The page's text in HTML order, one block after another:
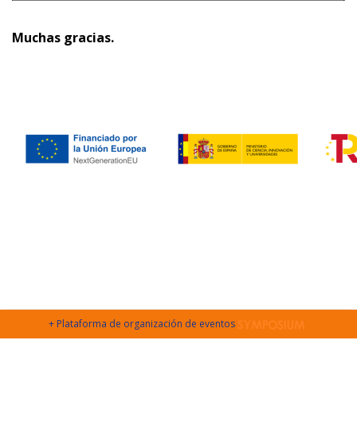
Muchas gracias.
+ Plataforma de organización de eventos